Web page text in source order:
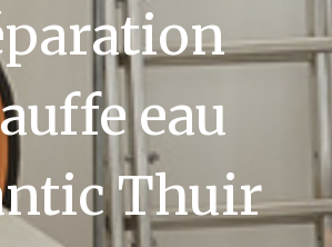
eau
Thuir